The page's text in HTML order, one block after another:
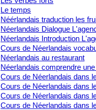
Le temps
Néérlandais traduction les
Néerlandais Dialogue
Néerlandais Introduction
Cours de Néerlandais
Néerlandais au restaurant
Néerlandais comprendre
Cours de Néerlandais dans
Cours de Néerlandais dans
Cours de Néerlandais dans
Cours de Néerlandais dans